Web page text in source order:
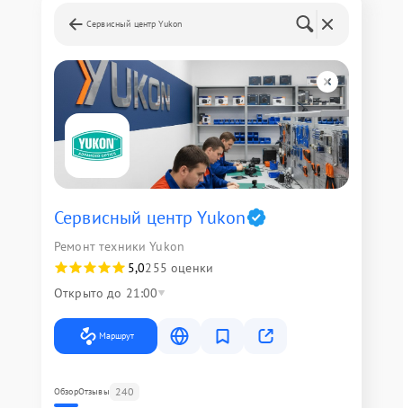
Сервисный центр Yukon
Сервисный центр Yukon
Ремонт техники Yukon
5,0255 оценки
Открыто до 21:00
Маршрут
ОбзорОтзывы 240